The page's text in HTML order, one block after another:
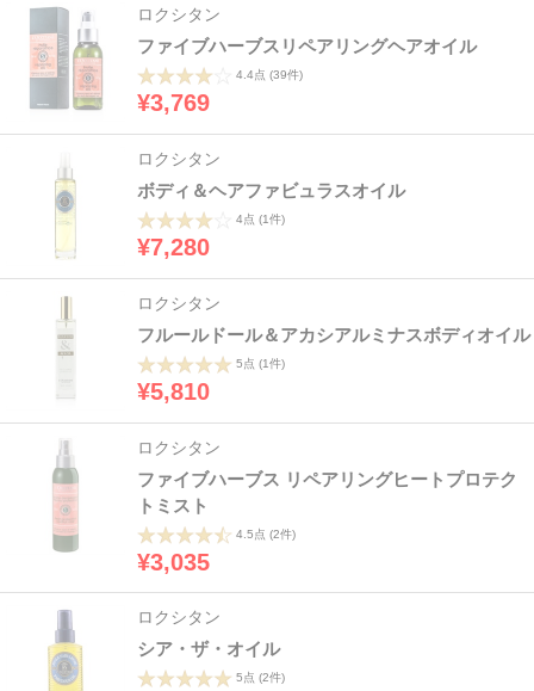
ロクシタン
ファイブハーブスリペアリングヘアオイル
4.4点 (39件)
¥3,769
ロクシタン
ボディ＆ヘアファビュラスオイル
4点 (1件)
¥7,280
ロクシタン
フルールドール＆アカシアルミナスボディオイル
5点 (1件)
¥5,810
ロクシタン
ファイブハーブス リペアリングヒートプロテク
トミスト
4.5点 (2件)
¥3,035
ロクシタン
シア・ザ・オイル
5点 (2件)